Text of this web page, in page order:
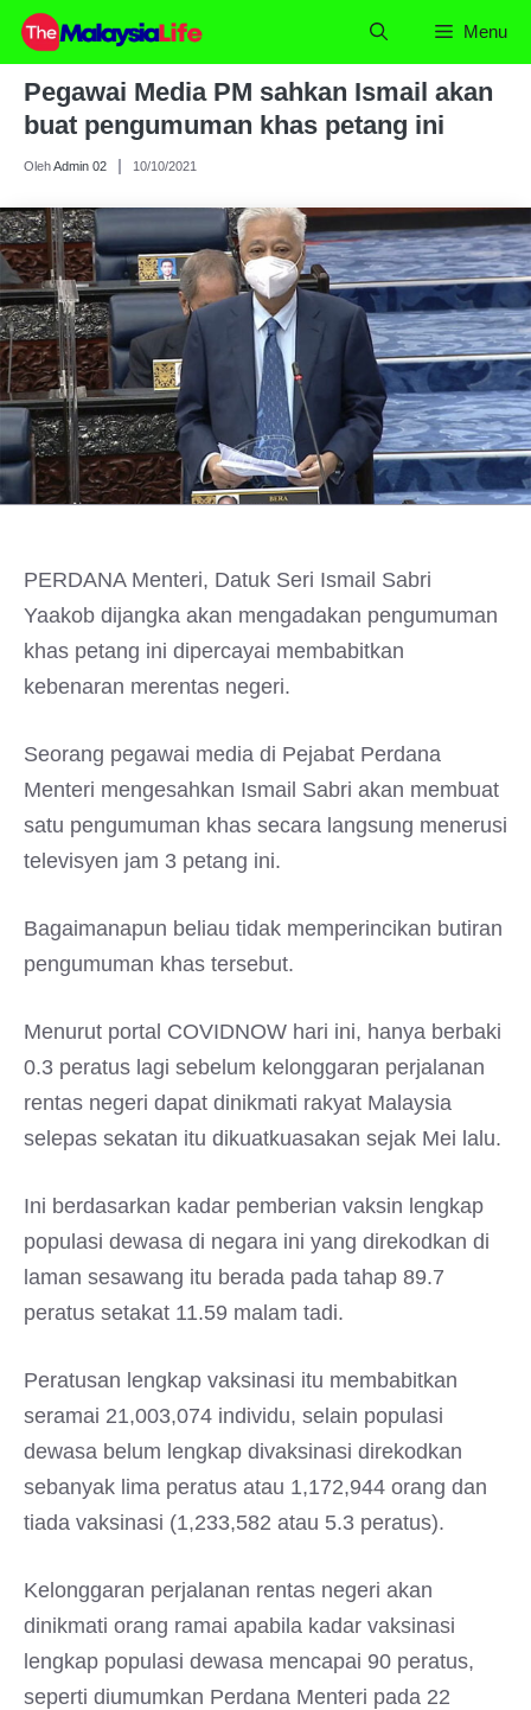
Skip
content
Menu
Pegawai Media PM sahkan Ismail akan
buat pengumuman khas petang ini
OlehAdmin 02 10/10/2021
PERDANA Menteri, Datuk Seri Ismail Sabri
Yaakob dijangka akan mengadakan pengumuman
khas petang ini dipercayai membabitkan
kebenaran merentas negeri.
Seorang pegawai media di Pejabat Perdana
Menteri mengesahkan Ismail Sabri akan membuat
satu pengumuman khas secara langsung menerusi
televisyen jam 3 petang ini.
Bagaimanapun beliau tidak memperincikan butiran
pengumuman khas tersebut.
Menurut portal COVIDNOW hari ini, hanya berbaki
0.3 peratus lagi sebelum kelonggaran perjalanan
rentas negeri dapat dinikmati rakyat Malaysia
selepas sekatan itu dikuatkuasakan sejak Mei lalu.
Ini berdasarkan kadar pemberian vaksin lengkap
populasi dewasa di negara ini yang direkodkan di
laman sesawang itu berada pada tahap 89.7
peratus setakat 11.59 malam tadi.
Peratusan lengkap vaksinasi itu membabitkan
seramai 21,003,074 individu, selain populasi
dewasa belum lengkap divaksinasi direkodkan
sebanyak lima peratus atau 1,172,944 orang dan
tiada vaksinasi (1,233,582 atau 5.3 peratus).
Kelonggaran perjalanan rentas negeri akan
dinikmati orang ramai apabila kadar vaksinasi
lengkap populasi dewasa mencapai 90 peratus,
seperti diumumkan Perdana Menteri pada 22